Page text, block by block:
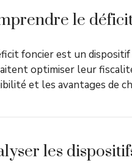
le
foncier est un
optimiser leur
et les avantages de
les